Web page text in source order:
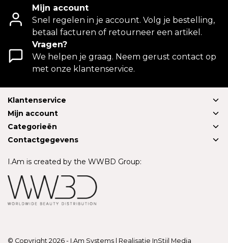
Mijn account
Snel regelen in je account. Volg je bestelling,
betaal facturen of retourneer een artikel.
Vragen?
We helpen je graag. Neem gerust contact op
met onze klantenservice.
Klantenservice
Mijn account
Categorieën
Contactgegevens
I.Am is created by the WWBD Group:
© Copyright 2026 - I.Am Systems | Realisatie InStijl Media